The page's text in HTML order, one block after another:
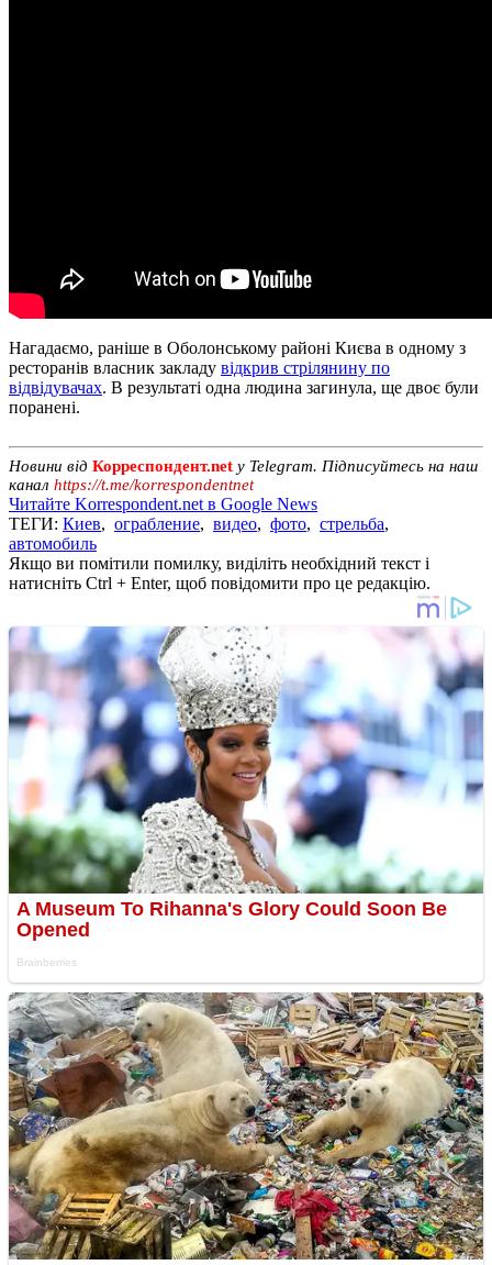
Нагадаємо, раніше в Оболонському районі Києва в одному з
ресторанів власник закладу відкрив стрілянину по
відвідувачах. В результаті одна людина загинула, ще двоє були
поранені.
Новини від Корреспондент.net у Telegram. Підписуйтесь на наш
канал https://t.me/korrespondentnet
Читайте Korrespondent.net в Google News
ТЕГИ: Киев, ограбление, видео, фото, стрельба,
автомобиль
Якщо ви помітили помилку, виділіть необхідний текст і
натисніть Ctrl + Enter, щоб повідомити про це редакцію.